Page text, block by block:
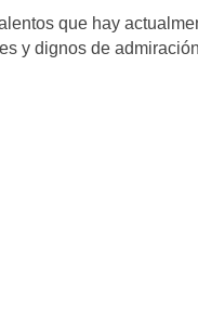
que hay
y dignos de